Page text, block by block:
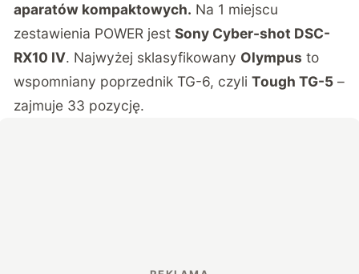
aparatów kompaktowych. Na 1 miejscu
zestawienia POWER jestSony Cyber-shot DSC-
RX10 IV. Najwyżej sklasyfikowany Olympus to
wspomniany poprzednik TG-6, czyliTough TG-5 –
zajmuje 33 pozycję.